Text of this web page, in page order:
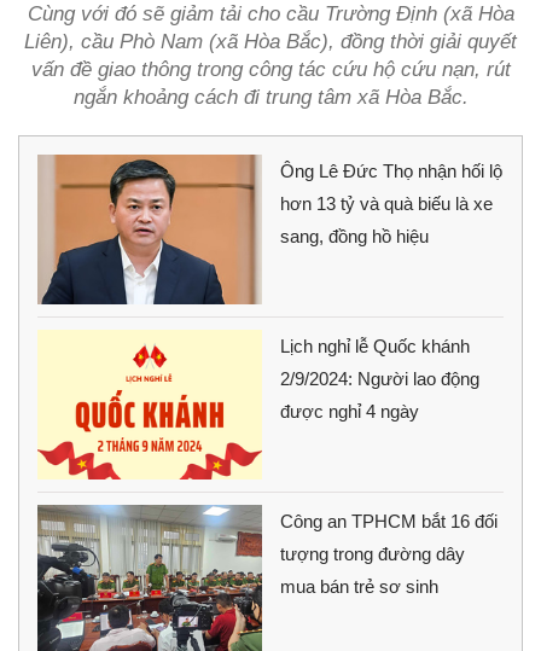
Cùng với đó sẽ giảm tải cho cầu Trường Định (xã Hòa
Liên), cầu Phò Nam (xã Hòa Bắc), đồng thời giải quyết
vấn đề giao thông trong công tác cứu hộ cứu nạn, rút
ngắn khoảng cách đi trung tâm xã Hòa Bắc.
Ông Lê Đức Thọ nhận hối lộ
hơn 13 tỷ và quà biếu là xe
sang, đồng hồ hiệu
Lịch nghỉ lễ Quốc khánh
2/9/2024: Người lao động
được nghỉ 4 ngày
Công an TPHCM bắt 16 đối
tượng trong đường dây
mua bán trẻ sơ sinh